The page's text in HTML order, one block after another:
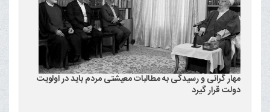
مهار گرانی و رسیدگی به مطالبات معیشتی مردم باید در اولویت
دولت قرار گیرد